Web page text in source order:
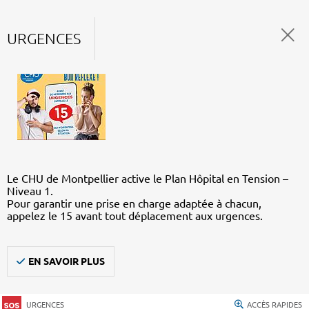
URGENCES
Le CHU de Montpellier active le Plan Hôpital en Tension –
Niveau 1.
Pour garantir une prise en charge adaptée à chacun,
appelez le 15 avant tout déplacement aux urgences.
EN SAVOIR PLUS
URGENCES ACCÈS RAPIDES